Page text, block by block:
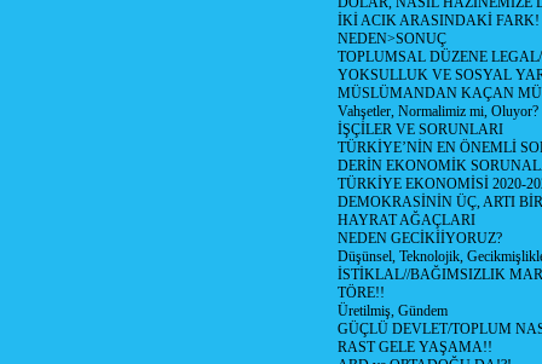
İKİ ACIK ARASINDAKİ FARK!
NEDEN>SONUÇ
TOPLUMSAL DÜZENE
YOKSULLUK VE SOSYAL
MÜSLÜMANDAN KAÇAN
Vahşetler, Normalimiz mi, Oluyor?
İŞÇİLER VE SORUNLARI
TÜRKİYE’NİN EN ÖNEMLİ
DERİN EKONOMİK
TÜRKİYE EKONOMİSİ 2020-
DEMOKRASİNİN ÜÇ, ARTI
HAYRAT AĞAÇLARI
NEDEN GECİKİİYORUZ?
Düşünsel, Teknolojik,
İSTİKLAL//BAĞIMSIZLIK
TÖRE!!
Üretilmiş, Gündem
GÜÇLÜ DEVLET/TOPLUM
RAST GELE YAŞAMA!!